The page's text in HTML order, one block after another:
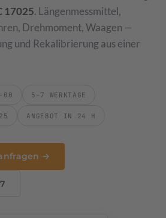
Schlüssel · 0,1 Nm bis 1000 Nm
& Preise
Scanning
17025. Längenmessmittel,
Drehmoment, Waagen —
und Rekalibrierung aus einer
00 5–7 WERKTAGE
ANGEBOT IN 24 H
→